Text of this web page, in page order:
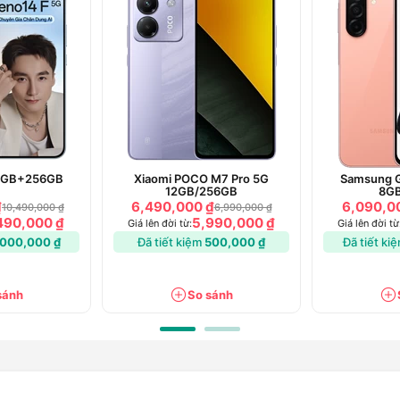
Biên Phủ, Điện Biên
Đồng Nai
Khánh, Đồng Nai
Hiệp, Đồng Nai
Long Bình, Đồng Nai
Long Thành, Đồng Nai
Tháp
Gia Lai
Nam, Gia Lai
Sen, Hà Tĩnh
Phòng
+ độ sáng tối đa 1800 nit.
điều khiển TV + jack 3.5mm + thẻ nhớ
mặt AI.
chi tiết như thế nào?
10,490,000 ₫
₫
₫
Xiaomi POCO M7 Pro 5G
12GB/256GB
6,490,000 ₫6,990,000 ₫
Giá lên đời từ:5,990,000 ₫
Đã tiết kiệm 500,000 ₫
So sánh
Samsung
Giá lên đời
Đã tiết